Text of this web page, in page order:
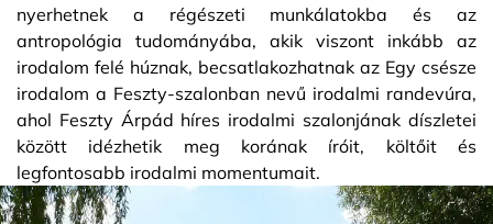
nyerhetnek a régészeti munkálatokba és az
antropológia tudományába, akik viszont inkább az
irodalom felé húznak, becsatlakozhatnak az Egy csésze
irodalom a Feszty-szalonban nevű irodalmi randevúra,
ahol Feszty Árpád híres irodalmi szalonjának díszletei
között idézhetik meg korának íróit, költőit és
legfontosabb irodalmi momentumait.